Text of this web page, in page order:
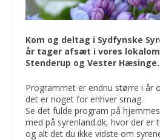
Kom og deltag i Sydfynske
år tager afsæt i vores
Stenderup og Vester Hæsinge.
Programmet er endnu større i år
det er noget for enhver smag.
Se det fulde program på
med på syrenland.dk, hvor der er
og alt det du ikke vidste om